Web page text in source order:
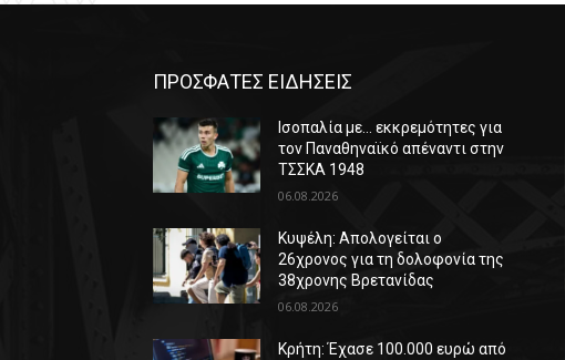
ΠΡΟΣΦΑΤΕΣ ΕΙΔΗΣΕΙΣ
Ισοπαλία με… εκκρεμότητες για
τον Παναθηναϊκό απέναντι στην
ΤΣΣΚΑ 1948
06.08.2026
Κυψέλη: Απολογείται ο
26χρονος για τη δολοφονία της
38χρονης Βρετανίδας
06.08.2026
Κρήτη: Έχασε 100.000 ευρώ από